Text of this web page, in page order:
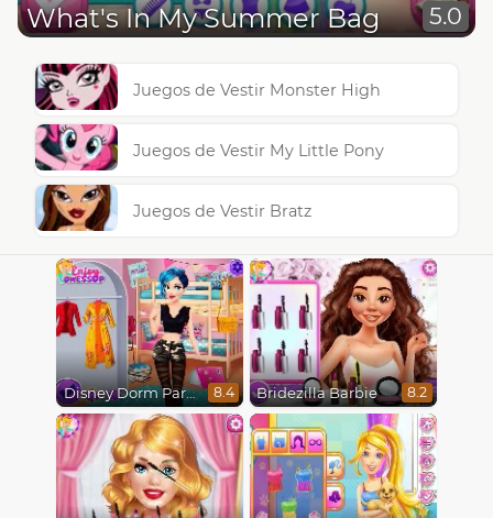
What's In My Summer Bag 5.0
Juegos de Vestir Monster High
Juegos de Vestir My Little Pony
Juegos de Vestir Bratz
Disney Dorm Party 8.4 Bridezilla Barbie 8.2